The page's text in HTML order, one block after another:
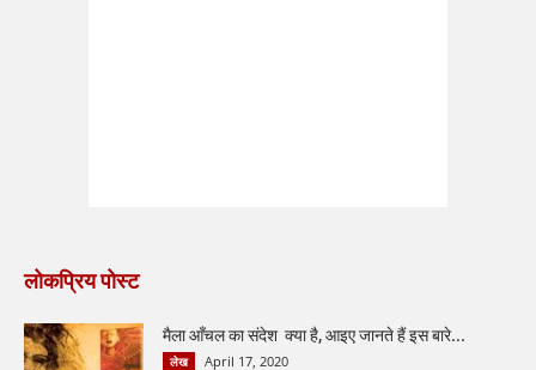
लोकप्रिय पोस्ट
मैला आँचल का संदेश क्या है, आइए जानते हैं इस बारे...
लेख April 17, 2020